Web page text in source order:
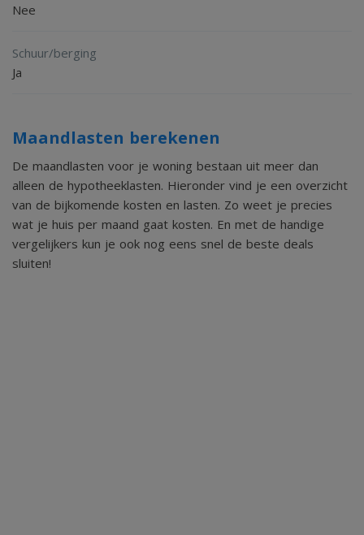
Nee
Schuur/berging
Ja
Maandlasten berekenen
De maandlasten voor je woning bestaan uit meer dan
alleen de hypotheeklasten. Hieronder vind je een overzicht
van de bijkomende kosten en lasten. Zo weet je precies
wat je huis per maand gaat kosten. En met de handige
vergelijkers kun je ook nog eens snel de beste deals
sluiten!